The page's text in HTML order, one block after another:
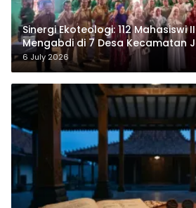
‎Sinergi Ekoteologi: 112 Mahasiswi
Mengabdi di 7 Desa Kecamatan
6 July 2026